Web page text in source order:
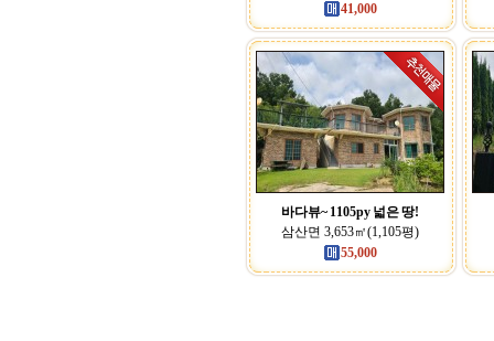
41,000
바다뷰~ 1105py 넓은 땅!
삼산면 3,653㎡(1,105평)
55,000